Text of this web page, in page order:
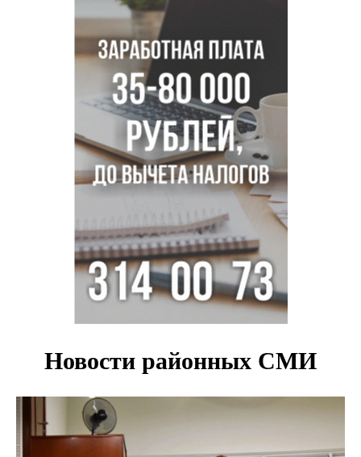
«Мамкиных грабителей» задержали за кражу с
пистолетом в Новосибирске
Царь-томат из Новосибирска побил рекорд России по